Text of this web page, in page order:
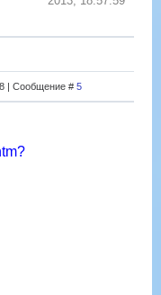
| Сообщение # 5